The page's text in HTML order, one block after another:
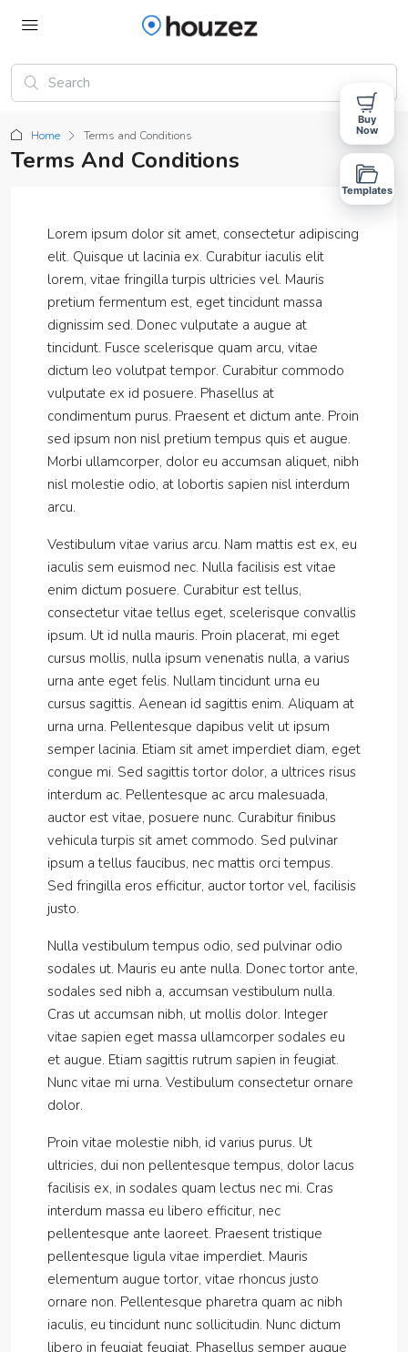
Home Terms and Conditions
Terms And Conditions
Lorem ipsum dolor sit amet, consectetur adipiscing
elit. Quisque ut lacinia ex. Curabitur iaculis elit
lorem, vitae fringilla turpis ultricies vel. Mauris
pretium fermentum est, eget tincidunt massa
dignissim sed. Donec vulputate a augue at
tincidunt. Fusce scelerisque quam arcu, vitae
dictum leo volutpat tempor. Curabitur commodo
vulputate ex id posuere. Phasellus at
condimentum purus. Praesent et dictum ante. Proin
sed ipsum non nisl pretium tempus quis et augue.
Morbi ullamcorper, dolor eu accumsan aliquet, nibh
nisl molestie odio, at lobortis sapien nisl interdum
arcu.
Vestibulum vitae varius arcu. Nam mattis est ex, eu
iaculis sem euismod nec. Nulla facilisis est vitae
enim dictum posuere. Curabitur est tellus,
consectetur vitae tellus eget, scelerisque convallis
ipsum. Ut id nulla mauris. Proin placerat, mi eget
cursus mollis, nulla ipsum venenatis nulla, a varius
urna ante eget felis. Nullam tincidunt urna eu
cursus sagittis. Aenean id sagittis enim. Aliquam at
urna urna. Pellentesque dapibus velit ut ipsum
semper lacinia. Etiam sit amet imperdiet diam, eget
congue mi. Sed sagittis tortor dolor, a ultrices risus
interdum ac. Pellentesque ac arcu malesuada,
auctor est vitae, posuere nunc. Curabitur finibus
vehicula turpis sit amet commodo. Sed pulvinar
ipsum a tellus faucibus, nec mattis orci tempus.
Sed fringilla eros efficitur, auctor tortor vel, facilisis
justo.
Nulla vestibulum tempus odio, sed pulvinar odio
sodales ut. Mauris eu ante nulla. Donec tortor ante,
sodales sed nibh a, accumsan vestibulum nulla.
Cras ut accumsan nibh, ut mollis dolor. Integer
vitae sapien eget massa ullamcorper sodales eu
et augue. Etiam sagittis rutrum sapien in feugiat.
Nunc vitae mi urna. Vestibulum consectetur ornare
dolor.
Proin vitae molestie nibh, id varius purus. Ut
ultricies, dui non pellentesque tempus, dolor lacus
facilisis ex, in sodales quam lectus nec mi. Cras
interdum massa eu libero efficitur, nec
pellentesque ante laoreet. Praesent tristique
pellentesque ligula vitae imperdiet. Mauris
elementum augue tortor, vitae rhoncus justo
ornare non. Pellentesque pharetra quam ac nibh
iaculis, eu tincidunt nunc sollicitudin. Nunc dictum
libero in feugiat feugiat. Phasellus semper augue
Buy
Now
Templates